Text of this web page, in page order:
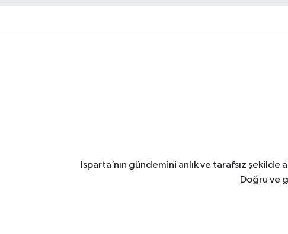
Isparta’nın gündemini anlık ve tarafsız
Doğru ve